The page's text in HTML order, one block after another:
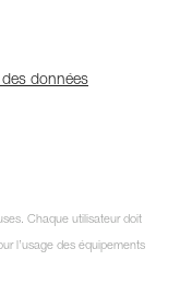
données
Chaque utilisateur doit
l’usage des équipements